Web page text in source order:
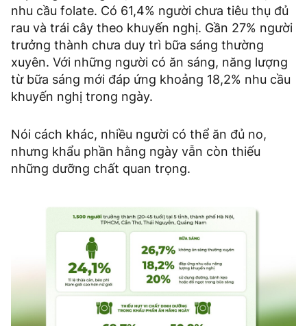
nhu cầu folate. Có 61,4% người chưa tiêu thụ đủ
rau và trái cây theo khuyến nghị. Gần 27% người
trưởng thành chưa duy trì bữa sáng thường
xuyên. Với những người có ăn sáng, năng lượng
từ bữa sáng mới đáp ứng khoảng 18,2% nhu cầu
khuyến nghị trong ngày.
Nói cách khác, nhiều người có thể ăn đủ no,
nhưng khẩu phần hằng ngày vẫn còn thiếu
những dưỡng chất quan trọng.